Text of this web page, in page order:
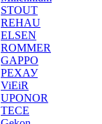
STOUT
REHAU
ELSEN
ROMMER
GAPPO
РЕХАУ
ViEiR
UPONOR
TECE